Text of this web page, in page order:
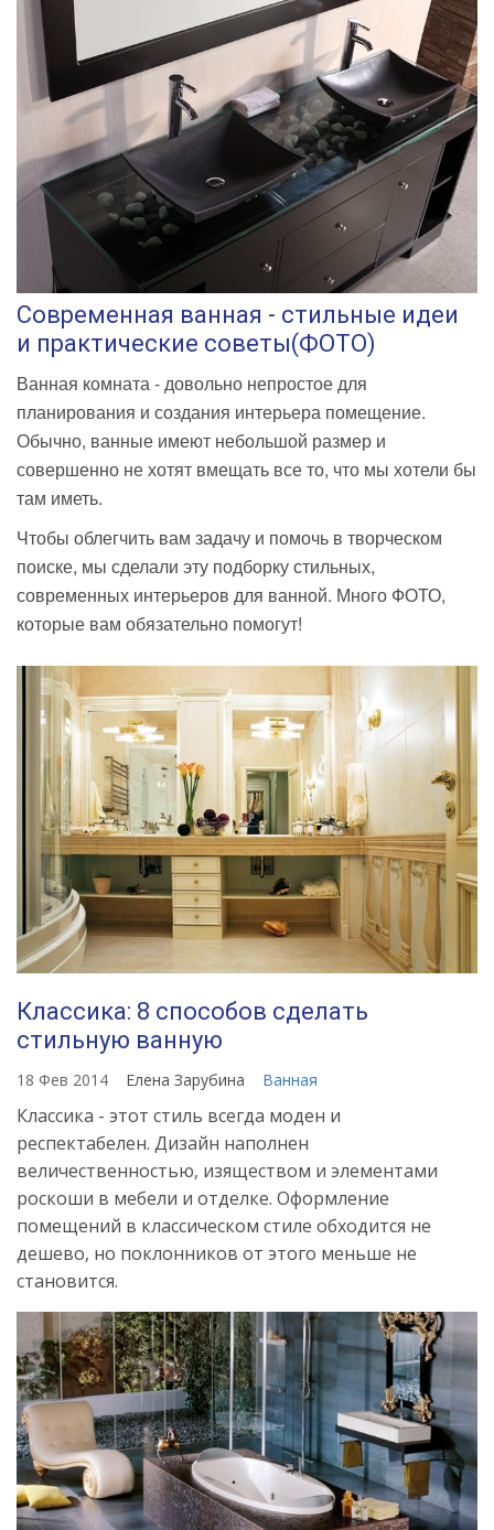
Современная ванная - стильные идеи
и практические советы(ФОТО)
Ванная комната - довольно непростое для
планирования и создания интерьера помещение.
Обычно, ванные имеют небольшой размер и
совершенно не хотят вмещать все то, что мы хотели бы
там иметь.
Чтобы облегчить вам задачу и помочь в творческом
поиске, мы сделали эту подборку стильных,
современных интерьеров для ванной. Много ФОТО,
которые вам обязательно помогут!
Классика: 8 способов сделать
стильную ванную
18 Фев 2014 Елена Зарубина Ванная
Классика - этот стиль всегда моден и
респектабелен. Дизайн наполнен
величественностью, изяществом и элементами
роскоши в мебели и отделке. Оформление
помещений в классическом стиле обходится не
дешево, но поклонников от этого меньше не
становится.